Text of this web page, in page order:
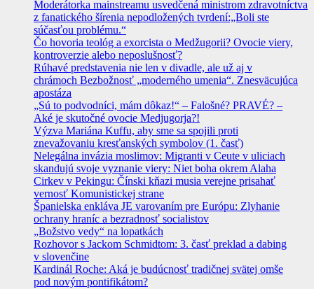
Moderátorka mainstreamu usvedčená ministrom zdravotníctva
z fanatického šírenia nepodložených tvrdení:„Boli ste
súčasťou problému.“
Čo hovoria teológ a exorcista o Medžugorii? Ovocie viery,
kontroverzie alebo neposlušnosť?
Rúhavé predstavenia nie len v divadle, ale už aj v
chrámoch Bezbožnosť „moderného umenia“. Znesväcujúca
apostáza
„Sú to podvodníci, mám dôkaz!“ – Falošné? PRAVÉ? –
Aké je skutočné ovocie Medjugorja?!
Výzva Mariána Kuffu, aby sme sa spojili proti
znevažovaniu kresťanských symbolov (1. časť)
Nelegálna invázia moslimov: Migranti v Ceute v uliciach
skandujú svoje vyznanie viery: Niet boha okrem Alaha
Cirkev v Pekingu: Čínski kňazi musia verejne prisahať
vernosť Komunistickej strane
Španielska enkláva JE varovaním pre Európu: Zlyhanie
ochrany hraníc a bezradnosť socialistov
„Božstvo vedy“ na lopatkách
Rozhovor s Jackom Schmidtom: 3. časť preklad a dabing
v slovenčine
Kardinál Roche: Aká je budúcnosť tradičnej svätej omše
pod novým pontifikátom?